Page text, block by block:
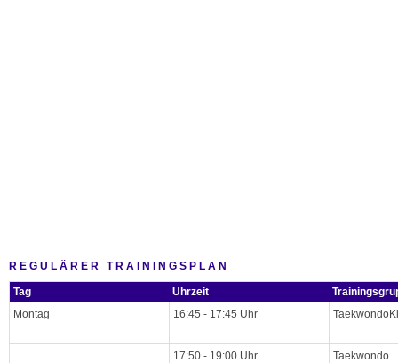
REGULÄRER TRAININGSPLAN
Tag Uhrzeit
Montag
16:45 - 17:45 Uhr
17:50 - 19:00 Uhr
Taekwondo